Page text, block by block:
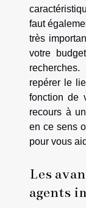
faut
très
votre
repérer le
fonction de
recours à
en ce sens
pour vous
Les
agents